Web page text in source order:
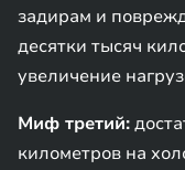
задирам и
десятки тысяч
увеличение
Миф третий:
километров на